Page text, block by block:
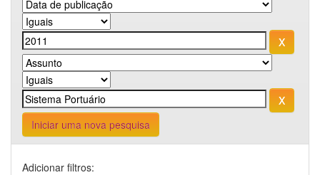
Iniciar uma nova pesquisa
Adicionar filtros: